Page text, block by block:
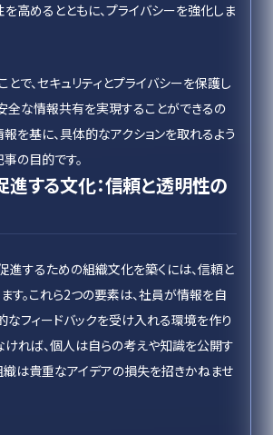
を高めるとともに、プライバシーを強化しま
で、セキュリティとプライバシーを保護し
全な情報共有を実現することができるの
報を基に、具体的なアクションを取れるよう
の目的です。
する文化：信頼と透明性の
進するための組織文化を築くには、信頼と
す。これら2つの要素は、社員が情報を自
なフィードバックを受け入れる環境を作り
ければ、個人は自らの考えや知識を公開す
織は貴重なアイデアの損失を招きかねませ